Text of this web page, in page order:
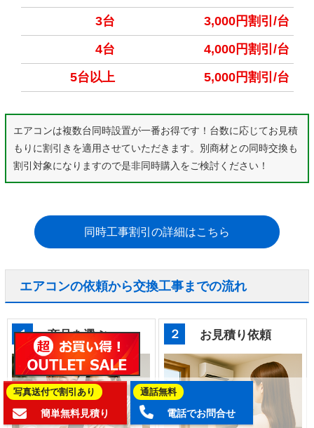
3台
3,000円割引/台
4台
4,000円割引/台
5台以上
5,000円割引/台
エアコンは複数台同時設置が一番お得です！台数に応じてお見積
もりに割引きを適用させていただきます。別商材との同時交換も
割引対象になりますので是非同時購入をご検討ください！
同時工事割引の詳細はこちら
エアコンの依頼から交換工事までの流れ
１ 商品を選ぶ ２ お見積り依頼
写真送付で割引あり
簡単無料見積り
通話無料
電話でお問合せ